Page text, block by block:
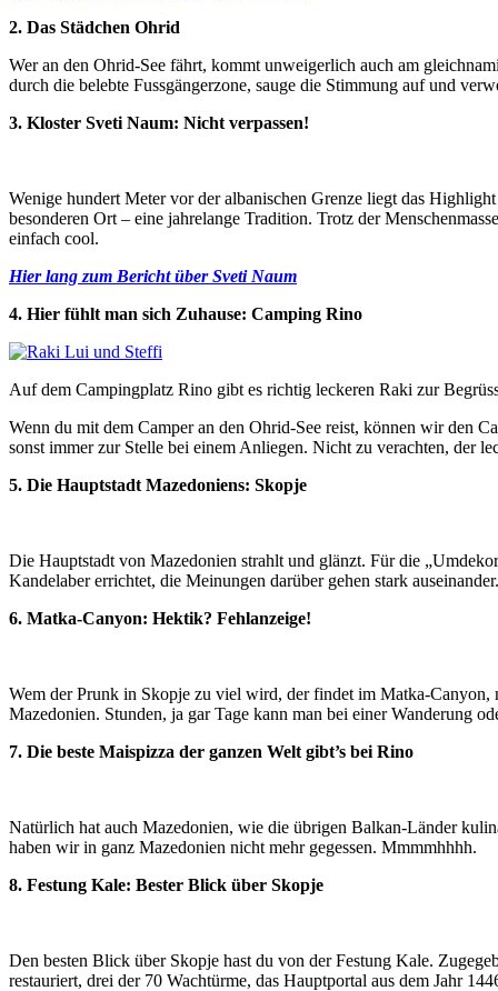
2. Das Städchen Ohrid
Wer an den Ohrid-See fährt, kommt unweigerlich auch am
durch die belebte Fussgängerzone, sauge die Stimmung auf und
3. Kloster Sveti Naum: Nicht verpassen!
Wenige hundert Meter vor der albanischen Grenze liegt das
besonderen Ort – eine jahrelange Tradition. Trotz der
einfach cool.
Hier lang zum Bericht über Sveti Naum
4. Hier fühlt man sich Zuhause: Camping Rino
Auf dem Campingplatz Rino gibt es richtig leckeren Raki zur
Wenn du mit dem Camper an den Ohrid-See reist, können wir den
sonst immer zur Stelle bei einem Anliegen. Nicht zu verachten, der
5. Die Hauptstadt Mazedoniens: Skopje
Die Hauptstadt von Mazedonien strahlt und glänzt. Für die
Kandelaber errichtet, die Meinungen darüber gehen stark
6. Matka-Canyon: Hektik? Fehlanzeige!
Wem der Prunk in Skopje zu viel wird, der findet im Matka-Canyon,
Mazedonien. Stunden, ja gar Tage kann man bei einer Wanderung
7. Die beste Maispizza der ganzen Welt gibt’s bei Rino
Natürlich hat auch Mazedonien, wie die übrigen Balkan-Länder
haben wir in ganz Mazedonien nicht mehr gegessen. Mmmmhhhh.
8. Festung Kale: Bester Blick über Skopje
Den besten Blick über Skopje hast du von der Festung Kale.
restauriert, drei der 70 Wachtürme, das Hauptportal aus dem Jahr